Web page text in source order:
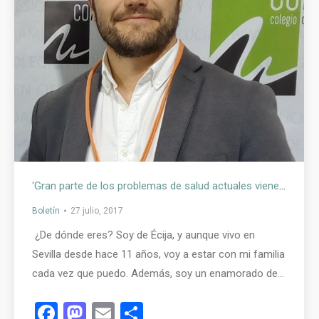
‘Gran parte de los problemas de salud actuales vienen derivados del empeoramiento de la calidad del medio en que vivimos’ – Manuel Barrera, presidente de COAMBA
Boletín 27 julio, 2017
¿De dónde eres? Soy de Écija, y aunque vivo en
Sevilla desde hace 11 años, voy a estar con mi familia
cada vez que puedo. Además, soy un enamorado de…
Facebook
Mastodon
Email